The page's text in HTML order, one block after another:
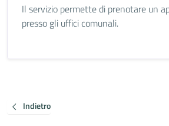
Il servizio permette di prenotare un
presso gli uffici comunali.
Indietro